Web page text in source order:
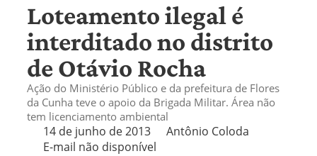
Loteamento ilegal é
interditado no distrito
de Otávio Rocha
Ação do Ministério Público e da prefeitura de Flores
da Cunha teve o apoio da Brigada Militar. Área não
tem licenciamento ambiental
14 de junho de 2013
Antônio Coloda
E-mail não disponível